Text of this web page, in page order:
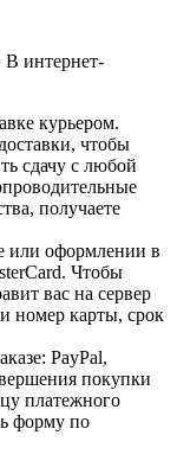
интернет-
курьером.
чтобы
сдачу с любой
получаете
или оформлении в
Чтобы
вас на сервер
номер карты, срок
PayPal,
покупки
платежного
форму по